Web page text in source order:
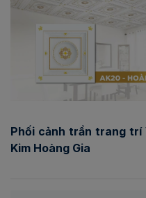
Phối cảnh trần trang trí
Kim Hoàng Gia